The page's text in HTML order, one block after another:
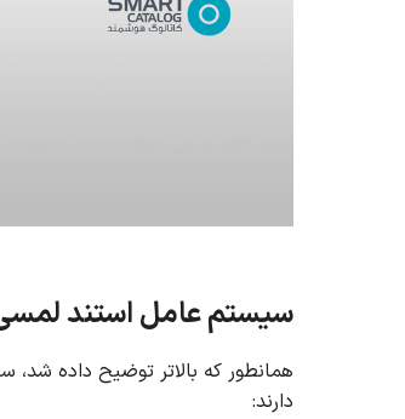
سیستم عامل استند
همانطور که بالاتر توضیح داده
دارند: